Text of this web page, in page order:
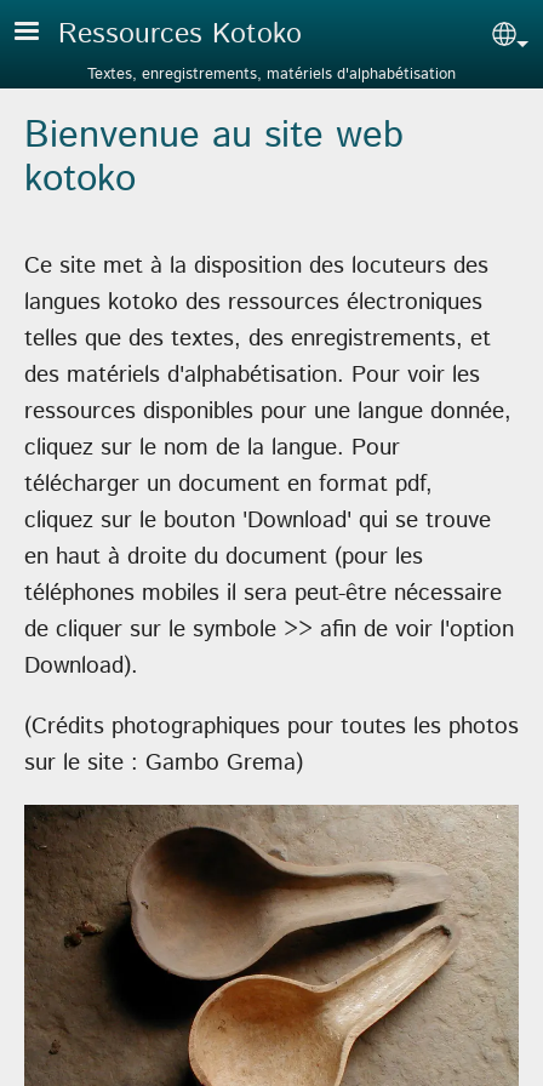
Aller au contenu principal
Ressources Kotoko
Textes, enregistrements, matériels d'alphabétisation
Bienvenue au site web
kotoko
Ce site met à la disposition des locuteurs des
langues kotoko des ressources électroniques
telles que des textes, des enregistrements, et
des matériels d'alphabétisation. Pour voir les
ressources disponibles pour une langue donnée,
cliquez sur le nom de la langue. Pour
télécharger un document en format pdf,
cliquez sur le bouton 'Download' qui se trouve
en haut à droite du document (pour les
téléphones mobiles il sera peut-être nécessaire
de cliquer sur le symbole >> afin de voir l'option
Download).
(Crédits photographiques pour toutes les photos
sur le site : Gambo Grema)